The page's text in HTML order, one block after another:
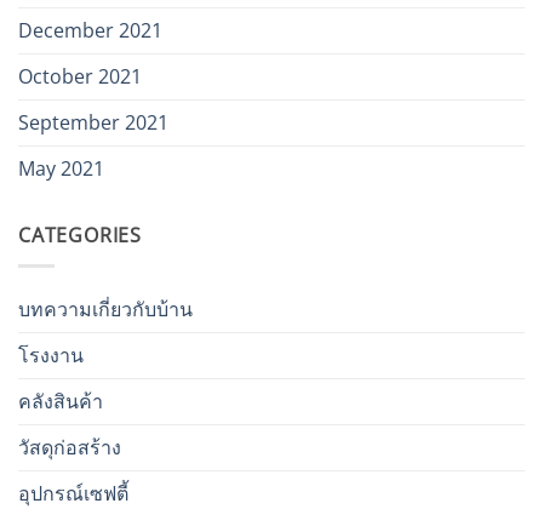
December 2021
October 2021
September 2021
May 2021
CATEGORIES
บทความเกี่ยวกับบ้าน
โรงงาน
คลังสินค้า
วัสดุก่อสร้าง
อุปกรณ์เซฟตี้